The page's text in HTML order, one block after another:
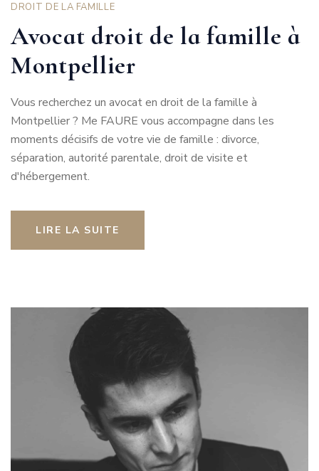
DROIT DE LA FAMILLE
Avocat droit de la famille à
Montpellier
Vous recherchez un avocat en droit de la famille à
Montpellier ? Me FAURE vous accompagne dans les
moments décisifs de votre vie de famille : divorce,
séparation, autorité parentale, droit de visite et
d'hébergement.
LIRE LA SUITE